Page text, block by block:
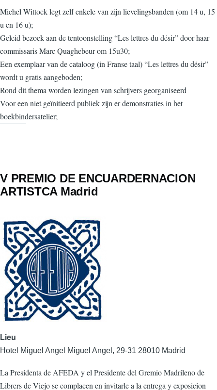
Michel Wittock legt zelf enkele van zijn lievelingsbanden (om 14 u, 15
u en 16 u);
Geleid bezoek aan de tentoonstelling “Les lettres du désir” door haar
commissaris Marc Quaghebeur om 15u30;
Een exemplaar van de cataloog (in Franse taal) “Les lettres du désir”
wordt u gratis aangeboden;
Rond dit thema worden lezingen van schrijvers georganiseerd
Voor een niet geïnitieerd publiek zijn er demonstraties in het
boekbindersatelier;
V PREMIO DE ENCUARDERNACION
ARTISTCA Madrid
Lieu
Hotel Miguel Angel Miguel Angel, 29-31 28010 Madrid
La Presidenta de AFEDA y el Presidente del Gremio Madrileno de
Librers de Viejo se complacen en invitarle a la entrega y exposicion